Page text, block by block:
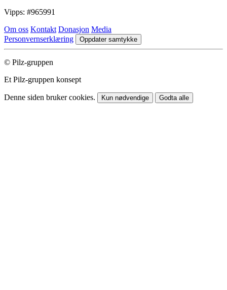
Vipps: #965991
Om oss Kontakt Donasjon Media
Personvernserklæring
Oppdater samtykke
© Pilz-gruppen
Et Pilz-gruppen konsept
Denne siden bruker cookies. Kun nødvendige Godta alle